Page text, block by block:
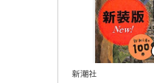
新潮社